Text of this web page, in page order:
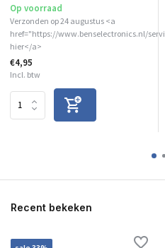
Op voorraad
Verzonden op 24 augustus <a
href="https://www.benselectronics.nl/
hier</a>
€4,95
Incl. btw
Recent bekeken